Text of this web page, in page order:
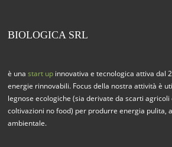
BIOLOGICA SRL
è unastart up innovativa e tecnologica attiva dal
energie rinnovabili. Focus della nostra attività è
legnose ecologiche (sia derivate da scarti
coltivazioni no food) per produrre energia pulita,
ambientale.